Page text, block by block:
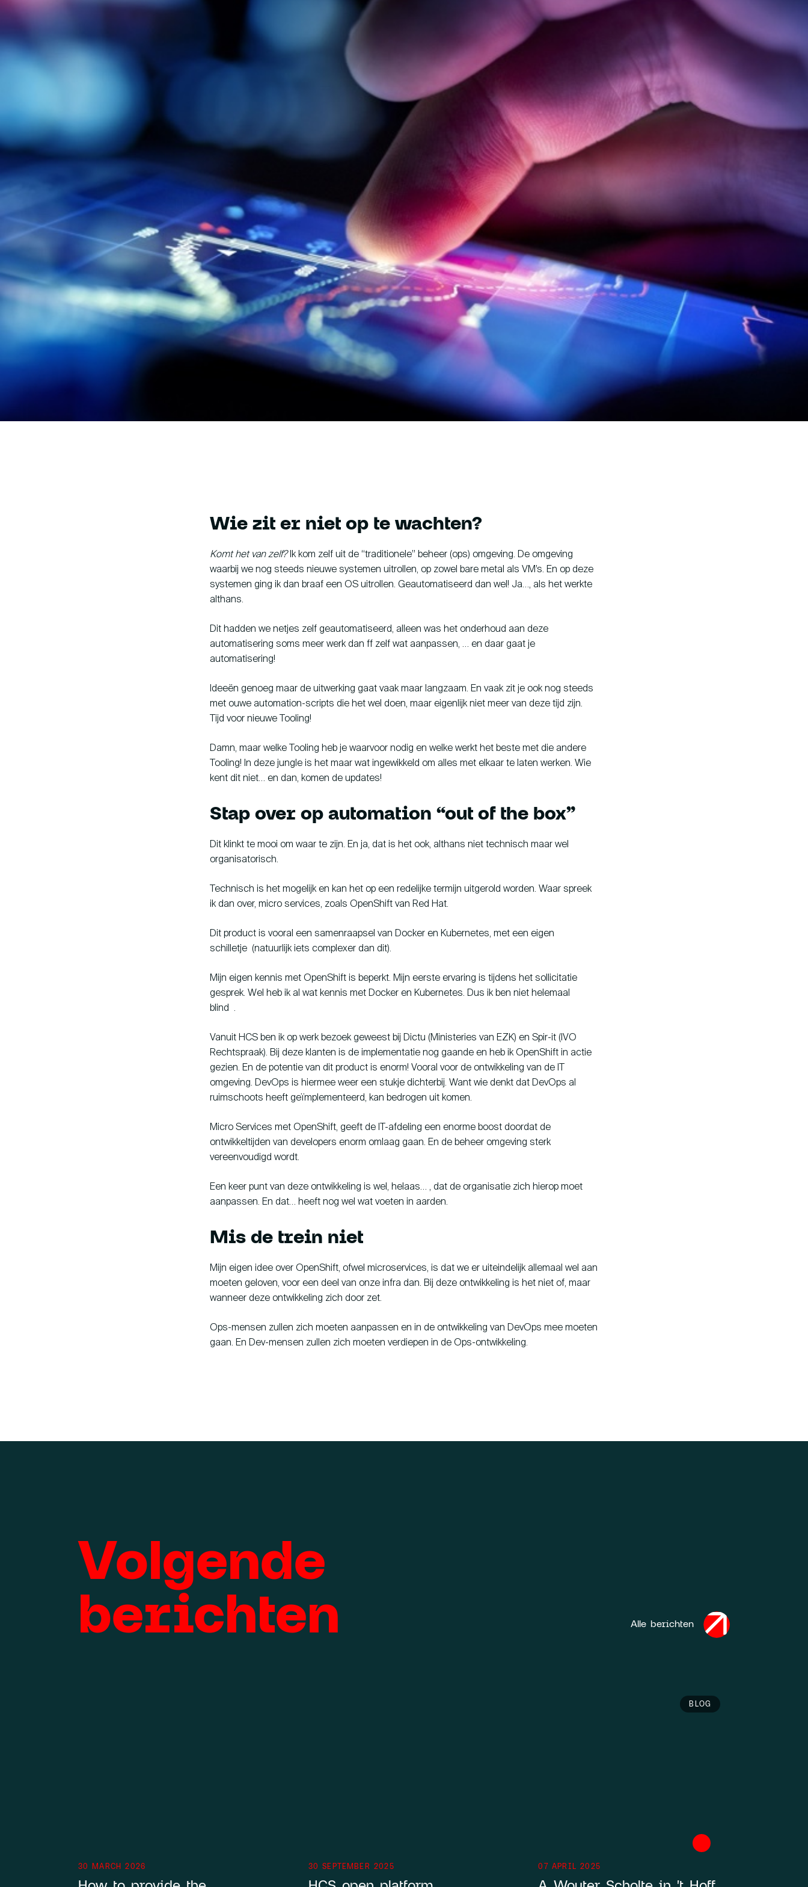
Knowledge base
Contact
hallo@hcs-company.com
HCS Company
Anthony Fokkerweg 61
1059 CP Amsterdam
Wie zit er niet op te wachten?
Komt het van zelf?Ik kom zelf uit de “traditionele” beheer (ops) omgeving. De omgeving
waarbij we nog steeds nieuwe systemen uitrollen, op zowel bare metal als VM’s. En op deze
systemen ging ik dan braaf een OS uitrollen. Geautomatiseerd dan wel! Ja…, als het werkte
althans.
Dit hadden we netjes zelf geautomatiseerd, alleen was het onderhoud aan deze
automatisering soms meer werk dan ff zelf wat aanpassen, … en daar gaat je
automatisering!
Ideeën genoeg maar de uitwerking gaat vaak maar langzaam. En vaak zit je ook nog steeds
met ouwe automation-scripts die het wel doen, maar eigenlijk niet meer van deze tijd zijn.
Tijd voor nieuwe Tooling!
Damn, maar welke Tooling heb je waarvoor nodig en welke werkt het beste met die andere
Tooling! In deze jungle is het maar wat ingewikkeld om alles met elkaar te laten werken. Wie
kent dit niet… en dan, komen de updates!
Stap over op automation “out of the box”
Dit klinkt te mooi om waar te zijn. En ja, dat is het ook, althans niet technisch maar wel
organisatorisch.
Technisch is het mogelijk en kan het op een redelijke termijn uitgerold worden. Waar spreek
ik dan over, micro services, zoals OpenShift van Red Hat.
Dit product is vooral een samenraapsel van Docker en Kubernetes, met een eigen
schilletje (natuurlijk iets complexer dan dit).
Mijn eigen kennis met OpenShift is beperkt. Mijn eerste ervaring is tijdens het sollicitatie
gesprek. Wel heb ik al wat kennis met Docker en Kubernetes. Dus ik ben niet helemaal
blind .
Vanuit HCS ben ik op werk bezoek geweest bij Dictu (Ministeries van EZK) en Spir-it (IVO
Rechtspraak). Bij deze klanten is de implementatie nog gaande en heb ik OpenShift in actie
gezien. En de potentie van dit product is enorm! Vooral voor de ontwikkeling van de IT
omgeving. DevOps is hiermee weer een stukje dichterbij. Want wie denkt dat DevOps al
ruimschoots heeft geïmplementeerd, kan bedrogen uit komen.
Micro Services met OpenShift, geeft de IT-afdeling een enorme boost doordat de
ontwikkeltijden van developers enorm omlaag gaan. En de beheer omgeving sterk
vereenvoudigd wordt.
Een keer punt van deze ontwikkeling is wel, helaas… , dat de organisatie zich hierop moet
aanpassen. En dat… heeft nog wel wat voeten in aarden.
Mis de trein niet
Mijn eigen idee over OpenShift, ofwel microservices, is dat we er uiteindelijk allemaal wel aan
moeten geloven, voor een deel van onze infra dan. Bij deze ontwikkeling is het niet of, maar
wanneer deze ontwikkeling zich door zet.
Ops-mensen zullen zich moeten aanpassen en in de ontwikkeling van DevOps mee moeten
gaan. En Dev-mensen zullen zich moeten verdiepen in de Ops-ontwikkeling.
Volgende
berichten
Alle berichten
30 MARCH 2026 30 SEPTEMBER 2025
BLOG
07 APRIL 2025